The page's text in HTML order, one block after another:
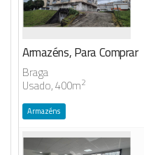
Armazéns, Para Comprar
Braga
Usado, 400m2
Armazéns